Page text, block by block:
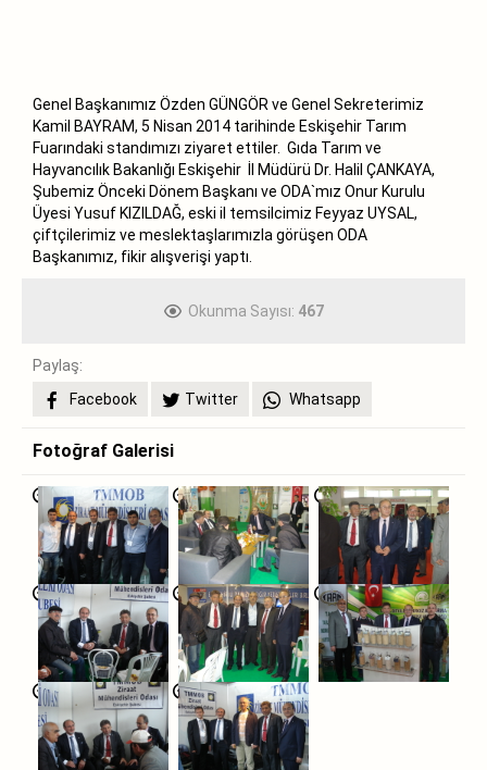
Genel Başkanımız Özden GÜNGÖR ve Genel Sekreterimiz
Kamil BAYRAM, 5 Nisan 2014 tarihinde Eskişehir Tarım
Fuarındaki standımızı ziyaret ettiler. Gıda Tarım ve
Hayvancılık Bakanlığı Eskişehir İl Müdürü Dr. Halil ÇANKAYA,
Şubemiz Önceki Dönem Başkanı ve ODA`mız Onur Kurulu
Üyesi Yusuf KIZILDAĞ, eski il temsilcimiz Feyyaz UYSAL,
çiftçilerimiz ve meslektaşlarımızla görüşen ODA
Başkanımız, fikir alışverişi yaptı.
Okunma Sayısı: 467
Paylaş:
Facebook
Twitter Whatsapp
Fotoğraf Galerisi